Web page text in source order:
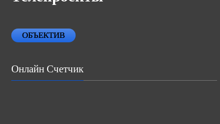
ОБЪЕКТИВ
Онлайн Счетчик